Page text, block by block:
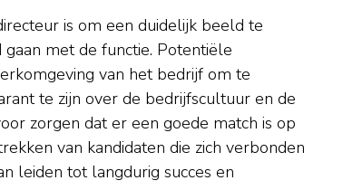
is om een duidelijk beeld te
met de functie. Potentiële
van het bedrijf om te
te zijn over de bedrijfscultuur en de
zorgen dat er een goede match is op
van kandidaten die zich verbonden
leiden tot langdurig succes en